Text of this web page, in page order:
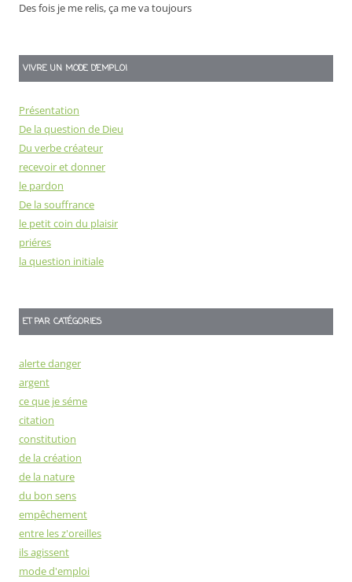
Des fois je me relis, ça me va toujours
VIVRE UN MODE D’EMPLOI
Présentation
De la question de Dieu
Du verbe créateur
recevoir et donner
le pardon
De la souffrance
le petit coin du plaisir
priéres
la question initiale
ET PAR CATÉGORIES
alerte danger
argent
ce que je séme
citation
constitution
de la création
de la nature
du bon sens
empêchement
entre les z'oreilles
ils agissent
mode d'emploi